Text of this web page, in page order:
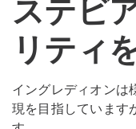
ステビ
リティ
イングレディオンは
現を目指しています